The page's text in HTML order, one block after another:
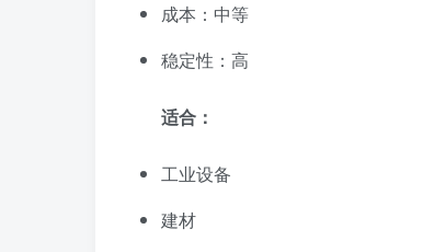
成本：中等
稳定性：高
适合：
工业设备
建材